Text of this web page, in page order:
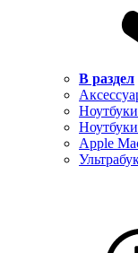
В раздел
Apple